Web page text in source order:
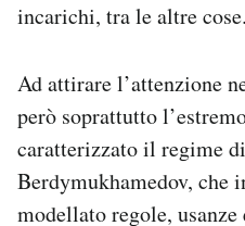
incarichi, tra le altre cose.
Ad attirare l’attenzione
però soprattutto
caratterizzato il regime
Berdymukhamedov, che
modellato regole,